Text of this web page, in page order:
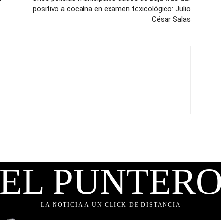
positivo a cocaína en examen toxicológico: Julio
César Salas
EL
LA NOTICIA A UN CLICK DE DISTANCIA